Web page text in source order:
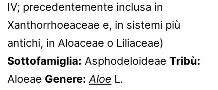
IV; precedentemente inclusa in
Xanthorrhoeaceae e, in sistemi più
antichi, in Aloaceae o Liliaceae)
Sottofamiglia: Asphodeloideae Tribù:
Aloeae Genere: Aloe L.